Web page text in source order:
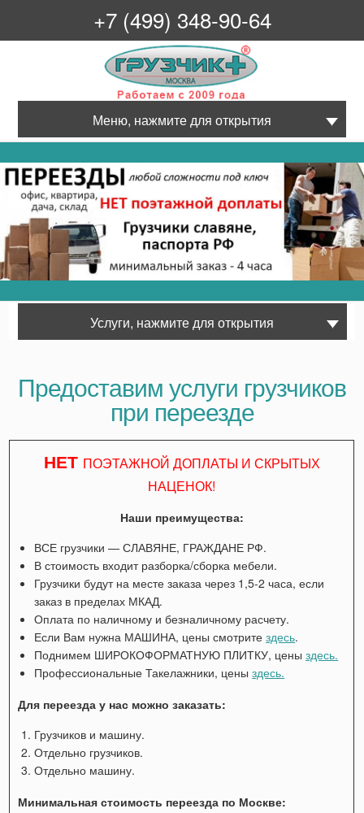
+7 (499) 348-90-64
Грузчик+
Меню, нажмите для открытия
Услуги, нажмите для открытия
Предоставим услуги грузчиков
при переезде
НЕТ ПОЭТАЖНОЙ ДОПЛАТЫ И СКРЫТЫХ
НАЦЕНОК!
Наши преимущества:
ВСЕ грузчики — СЛАВЯНЕ, ГРАЖДАНЕ РФ.
В стоимость входит разборка/сборка мебели.
Грузчики будут на месте заказа через 1,5-2 часа, если
заказ в пределах МКАД.
Оплата по наличному и безналичному расчету.
Если Вам нужна МАШИНА, цены смотритездесь.
Поднимем ШИРОКОФОРМАТНУЮ ПЛИТКУ, ценыздесь.
Профессиональные Такелажники, ценыздесь.
Для переезда у нас можно заказать:
Грузчиков и машину.
Отдельно грузчиков.
Отдельно машину.
Минимальная стоимость переезда по Москве: